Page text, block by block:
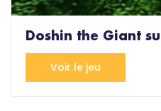
Doshin the Giant
Voir le jeu